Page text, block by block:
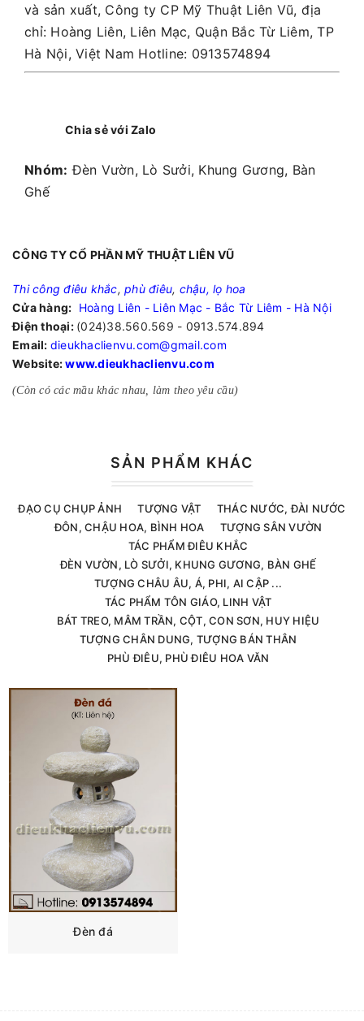
và sản xuất, Công ty CP Mỹ Thuật Liên Vũ, địa
chỉ: Hoàng Liên, Liên Mạc, Quận Bắc Từ Liêm, TP
Hà Nội, Việt Nam Hotline: 0913574894
Chia sẻ với Zalo
Nhóm: Đèn Vườn, Lò Sưởi, Khung Gương, Bàn
Ghế
CÔNG TY CỔ PHẦN MỸ THUẬT LIÊN VŨ
Thi công điêu khắc, phù điêu, chậu, lọ hoa
Cửa hàng: Hoàng Liên - Liên Mạc - Bắc Từ Liêm - Hà Nội
Điện thoại: (024)38.560.569 - 0913.574.894
Email: dieukhaclienvu.com@gmail.com
Website:www.dieukhaclienvu.com
(Còn có các mầu khác nhau, làm theo yêu cầu)
SẢN PHẨM KHÁC
ĐẠO CỤ CHỤP ẢNH TƯỢNG VẬT
THÁC NƯỚC, ĐÀI NƯỚC
ĐÔN, CHẬU HOA, BÌNH HOA
TƯỢNG SÂN VƯỜN
TÁC PHẨM ĐIÊU KHẮC
ĐÈN VƯỜN, LÒ SƯỞI, KHUNG GƯƠNG, BÀN GHẾ
TƯỢNG CHÂU ÂU, Á, PHI, AI CẬP ...
TÁC PHẨM TÔN GIÁO, LINH VẬT
BÁT TREO, MÂM TRẦN, CỘT, CON SƠN, HUY HIỆU
TƯỢNG CHÂN DUNG, TƯỢNG BÁN THÂN
PHÙ ĐIÊU, PHÙ ĐIÊU HOA VĂN
Đèn đá